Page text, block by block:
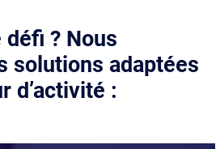
? Nous
solutions adaptées
d’activité :